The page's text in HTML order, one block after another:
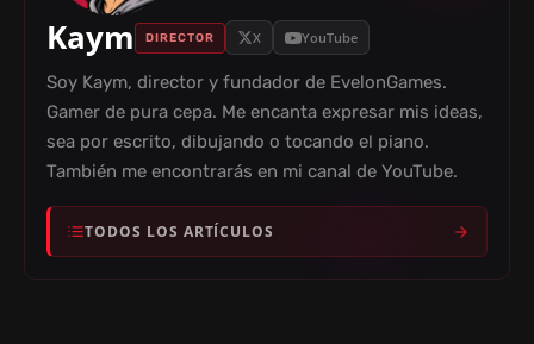
O
Kaym DIRECTOR X YouTube
Soy Kaym, director y fundador de EvelonGames.
Gamer de pura cepa. Me encanta expresar mis ideas,
sea por escrito, dibujando o tocando el piano.
También me encontrarás en mi canal de YouTube.
TODOS LOS ARTÍCULOS